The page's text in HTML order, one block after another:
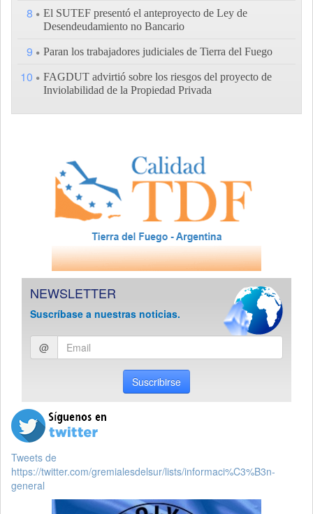
8
El SUTEF presentó el anteproyecto de Ley de
Desendeudamiento no Bancario
9 Paran los trabajadores judiciales de Tierra del Fuego
10
FAGDUT advirtió sobre los riesgos del proyecto de
Inviolabilidad de la Propiedad Privada
NEWSLETTER
Suscríbase a nuestras noticias.
Ingresar
email
@
Suscribirse
Tweets de
https://twitter.com/gremialesdelsur/lists/informaci%C3%B3n-
general